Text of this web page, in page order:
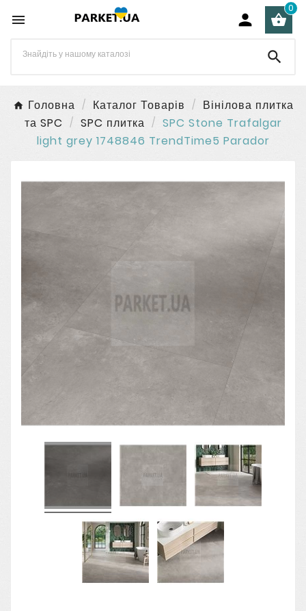
  
0

Головна Каталог Товарів
Вінілова плитка
та SPC
SPC плитка
SPC Stone Trafalgar
light grey 1748846 TrendTime5 Parador